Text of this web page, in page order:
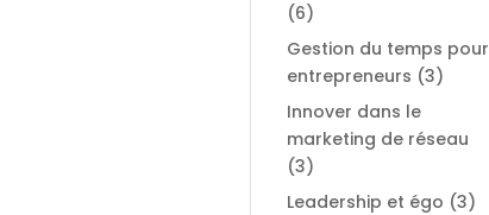
(6)
Gestion du temps pour
entrepreneurs (3)
Innover dans le
marketing de réseau
(3)
Leadership et égo (3)